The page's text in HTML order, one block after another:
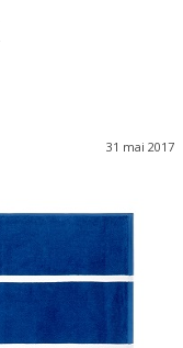
31 mai 2017